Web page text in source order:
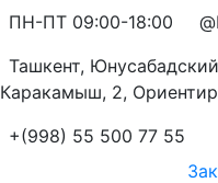
ПН-ПТ 09:00-18:00
Ташкент,
Каракамыш, 2,
+(998) 55 500 77 55